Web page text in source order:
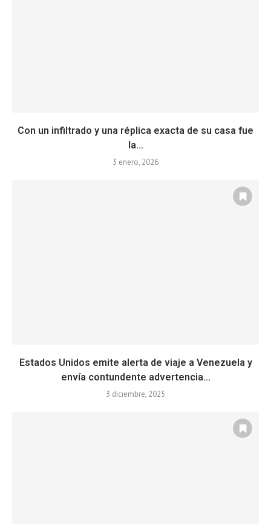
Con un infiltrado y una réplica exacta de su casa fue
la...
3 enero, 2026
Estados Unidos emite alerta de viaje a Venezuela y
envía contundente advertencia...
3 diciembre, 2025